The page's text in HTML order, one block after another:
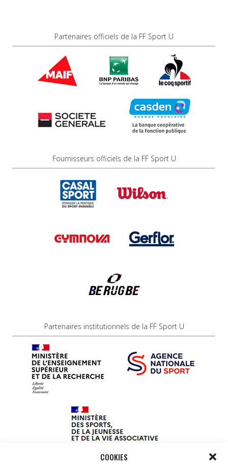
COOKIES
Partenaires officiels de la FF Sport U
Fournisseurs officiels de la FF Sport U
Partenaires institutionnels de la FF Sport U